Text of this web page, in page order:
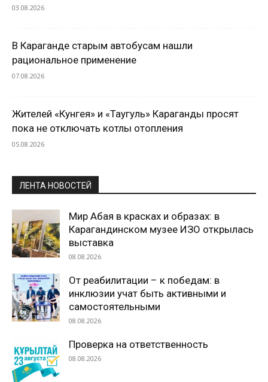
03.08.2026
В Караганде старым автобусам нашли
рациональное применение
07.08.2026
Жителей «Кунгея» и «Таугуль» Караганды просят
пока не отключать котлы отопления
05.08.2026
ЛЕНТА НОВОСТЕЙ
Мир Абая в красках и образах: в
Карагандинском музее ИЗО открылась
выставка
08.08.2026
От реабилитации – к победам: в
инклюзии учат быть активными и
самостоятельными
08.08.2026
Проверка на ответственность
08.08.2026